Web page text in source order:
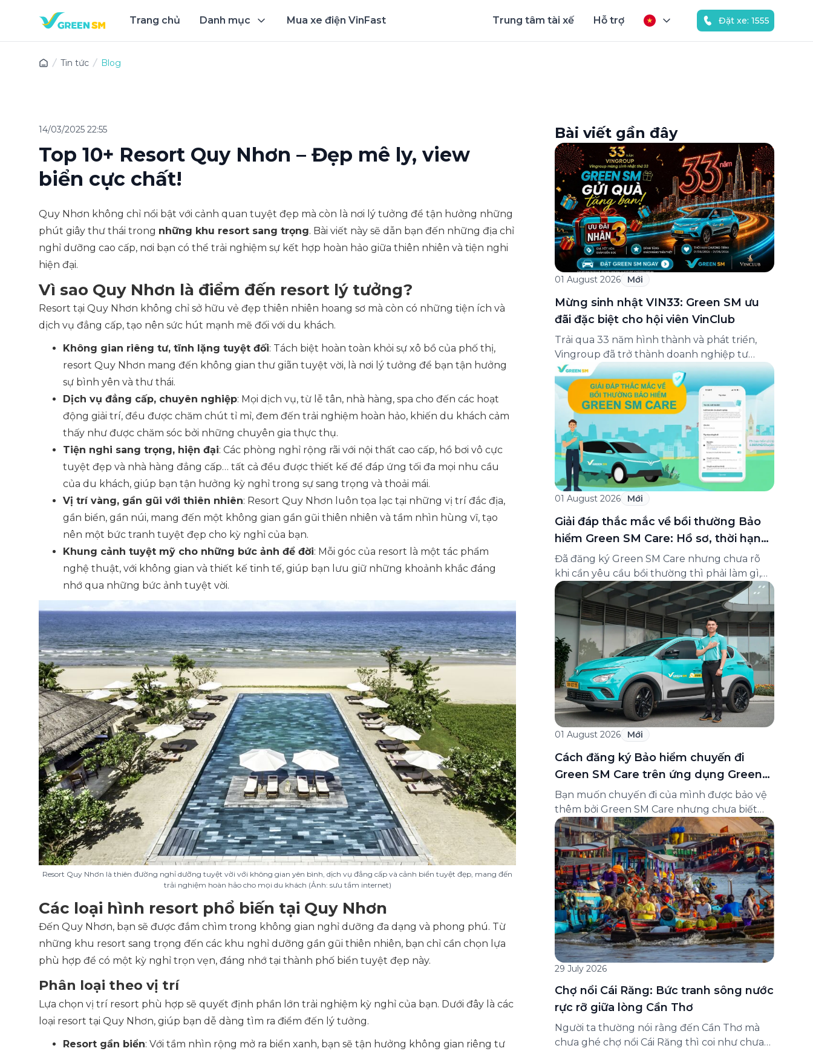
Trang chủ Danh mục Mua xe điện VinFast Trung tâm tài xế Hỗ trợ Đặt xe: 1555
Tin tức Blog
14/03/2025 22:55
Top 10+ Resort Quy Nhơn – Đẹp mê ly, view
biển cực chất!
Quy Nhơn không chỉ nổi bật với cảnh quan tuyệt đẹp mà còn là nơi lý tưởng để tận hưởng những
phút giây thư thái trong những khu resort sang trọng. Bài viết này sẽ dẫn bạn đến những địa chỉ
nghỉ dưỡng cao cấp, nơi bạn có thể trải nghiệm sự kết hợp hoàn hảo giữa thiên nhiên và tiện nghi
hiện đại.
Vì sao Quy Nhơn là điểm đến resort lý tưởng?
Resort tại Quy Nhơn không chỉ sở hữu vẻ đẹp thiên nhiên hoang sơ mà còn có những tiện ích và
dịch vụ đẳng cấp, tạo nên sức hút mạnh mẽ đối với du khách.
Không gian riêng tư, tĩnh lặng tuyệt đối: Tách biệt hoàn toàn khỏi sự xô bồ của phố thị,
resort Quy Nhơn mang đến không gian thư giãn tuyệt vời, là nơi lý tưởng để bạn tận hưởng
sự bình yên và thư thái.
Dịch vụ đẳng cấp, chuyên nghiệp: Mọi dịch vụ, từ lễ tân, nhà hàng, spa cho đến các hoạt
động giải trí, đều được chăm chút tỉ mỉ, đem đến trải nghiệm hoàn hảo, khiến du khách cảm
thấy như được chăm sóc bởi những chuyên gia thực thụ.
Tiện nghi sang trọng, hiện đại: Các phòng nghỉ rộng rãi với nội thất cao cấp, hồ bơi vô cực
tuyệt đẹp và nhà hàng đẳng cấp… tất cả đều được thiết kế để đáp ứng tối đa mọi nhu cầu
của du khách, giúp bạn tận hưởng kỳ nghỉ trong sự sang trọng và thoải mái.
Vị trí vàng, gần gũi với thiên nhiên: Resort Quy Nhơn luôn tọa lạc tại những vị trí đắc địa,
gần biển, gần núi, mang đến một không gian gần gũi thiên nhiên và tầm nhìn hùng vĩ, tạo
nên một bức tranh tuyệt đẹp cho kỳ nghỉ của bạn.
Khung cảnh tuyệt mỹ cho những bức ảnh để đời: Mỗi góc của resort là một tác phẩm
nghệ thuật, với không gian và thiết kế tinh tế, giúp bạn lưu giữ những khoảnh khắc đáng
nhớ qua những bức ảnh tuyệt vời.
Resort Quy Nhơn là thiên đường nghỉ dưỡng tuyệt vời với không gian yên bình, dịch vụ đẳng cấp và cảnh biển tuyệt đẹp, mang đến
trải nghiệm hoàn hảo cho mọi du khách (Ảnh: sưu tầm internet)
Các loại hình resort phổ biến tại Quy Nhơn
Đến Quy Nhơn, bạn sẽ được đắm chìm trong không gian nghỉ dưỡng đa dạng và phong phú. Từ
những khu resort sang trọng đến các khu nghỉ dưỡng gần gũi thiên nhiên, bạn chỉ cần chọn lựa
phù hợp để có một kỳ nghỉ trọn vẹn, đáng nhớ tại thành phố biển tuyệt đẹp này.
Phân loại theo vị trí
Lựa chọn vị trí resort phù hợp sẽ quyết định phần lớn trải nghiệm kỳ nghỉ của bạn. Dưới đây là các
loại resort tại Quy Nhơn, giúp bạn dễ dàng tìm ra điểm đến lý tưởng.
Resort gần biển: Với tầm nhìn rộng mở ra biển xanh, bạn sẽ tận hưởng không gian riêng tư
Bài viết gần đây
01 August 2026 Mới
Mừng sinh nhật VIN33: Green SM ưu
đãi đặc biệt cho hội viên VinClub
Trải qua 33 năm hình thành và phát triển,
Vingroup đã trở thành doanh nghiệp tư
nhân đa ngành lớn nhất Việt Nam, lọt Top 30
doanh nghiệp lớn nhất Đông Nam Á theo
bảng xếp hạng của Tạp chí Fortune (Mỹ).
Nhân kỷ niệm 33 năm thành lập (8/8/1993
đến 8/8/2026), Green SM trân […]
01 August 2026 Mới
Giải đáp thắc mắc về bồi thường Bảo
hiểm Green SM Care: Hồ sơ, thời hạn
và cách liên hệ hỗ trợ
Đã đăng ký Green SM Care nhưng chưa rõ
khi cần yêu cầu bồi thường thì phải làm gì,
hồ sơ ra sao, hay giấy chứng nhận bảo hiểm
tìm ở đâu? Bài viết này tổng hợp đầy đủ các
câu hỏi thường gặp nhất về quy trình bồi
thường và hỗ trợ của Green […]
01 August 2026 Mới
Cách đăng ký Bảo hiểm chuyến đi
Green SM Care trên ứng dụng Green
SM
Bạn muốn chuyến đi của mình được bảo vệ
thêm bởi Green SM Care nhưng chưa biết
đăng ký ở đâu? Bài viết dưới đây sẽ hướng
dẫn chi tiết cách tham gia (và hủy tham gia)
gói bảo hiểm này ngay trên ứng dụng Green
SM, cùng những lưu ý quan trọng trước khi
[…]
29 July 2026
Chợ nổi Cái Răng: Bức tranh sông nước
rực rỡ giữa lòng Cần Thơ
Người ta thường nói rằng đến Cần Thơ mà
chưa ghé chợ nổi Cái Răng thì coi như chưa